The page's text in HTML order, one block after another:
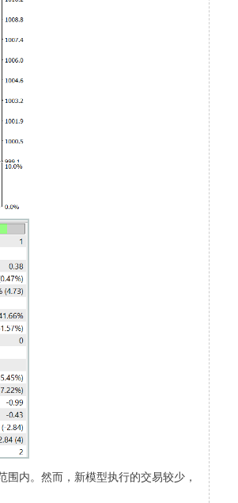
内。然而，新模型执行的交易较少，